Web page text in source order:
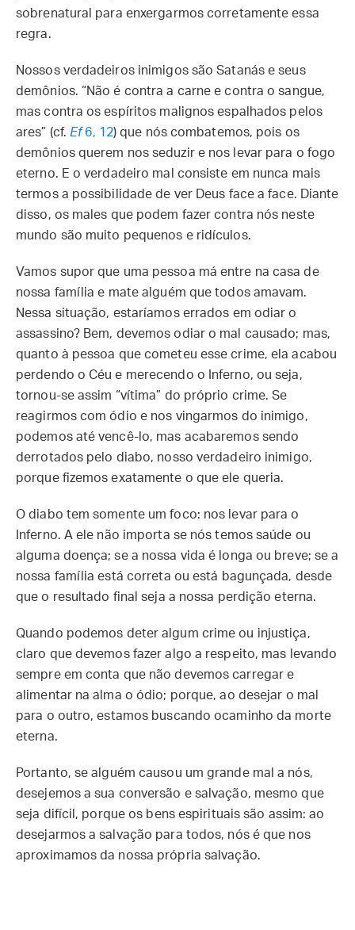
sobrenatural para enxergarmos corretamente essa
regra.
Nossos verdadeiros inimigos são Satanás e seus
demônios. “Não é contra a carne e contra o sangue,
mas contra os espíritos malignos espalhados pelos
ares” (cf. Ef6, 12) que nós combatemos, pois os
demônios querem nos seduzir e nos levar para o fogo
eterno. E o verdadeiro mal consiste em nunca mais
termos a possibilidade de ver Deus face a face. Diante
disso, os males que podem fazer contra nós neste
mundo são muito pequenos e ridículos.
Vamos supor que uma pessoa má entre na casa de
nossa família e mate alguém que todos amavam.
Nessa situação, estaríamos errados em odiar o
assassino? Bem, devemos odiar o mal causado; mas,
quanto à pessoa que cometeu esse crime, ela acabou
perdendo o Céu e merecendo o Inferno, ou seja,
tornou-se assim “vítima” do próprio crime. Se
reagirmos com ódio e nos vingarmos do inimigo,
podemos até vencê-lo, mas acabaremos sendo
derrotados pelo diabo, nosso verdadeiro inimigo,
porque fizemos exatamente o que ele queria.
O diabo tem somente um foco: nos levar para o
Inferno. A ele não importa se nós temos saúde ou
alguma doença; se a nossa vida é longa ou breve; se a
nossa família está correta ou está bagunçada, desde
que o resultado final seja a nossa perdição eterna.
Quando podemos deter algum crime ou injustiça,
claro que devemos fazer algo a respeito, mas levando
sempre em conta que não devemos carregar e
alimentar na alma o ódio; porque, ao desejar o mal
para o outro, estamos buscando ocaminho da morte
eterna.
Portanto, se alguém causou um grande mal a nós,
desejemos a sua conversão e salvação, mesmo que
seja difícil, porque os bens espirituais são assim: ao
desejarmos a salvação para todos, nós é que nos
aproximamos da nossa própria salvação.